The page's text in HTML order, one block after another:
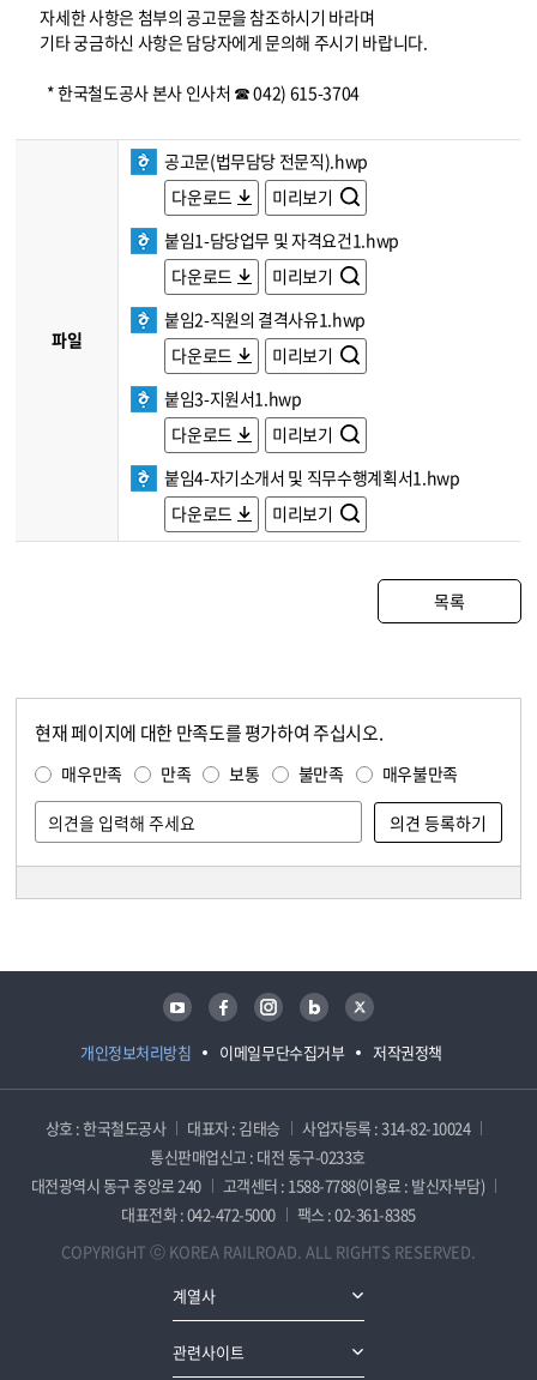
자세한 사항은 첨부의 공고문을 참조하시기 바라며
기타 궁금하신 사항은 담당자에게 문의해 주시기 바랍니다.
* 한국철도공사 본사 인사처 ☎ 042) 615-3704
파일
공고문(법무담당 전문직).hwp
다운로드
미리보기
붙임1-담당업무 및 자격요건1.hwp
다운로드
미리보기
붙임2-직원의 결격사유1.hwp
다운로드
미리보기
붙임3-지원서1.hwp
다운로드
미리보기
붙임4-자기소개서 및 직무수행계획서1.hwp
다운로드
미리보기
목록
현재 페이지에 대한 만족도를 평가하여 주십시오.
매우만족 만족 보통 불만족 매우불만족
개인정보처리방침 이메일무단수집거부 저작권정책
유튜브 페이스북 인스타그램 블로그 트위터
상호 : 한국철도공사 대표자 : 김태승
사업자등록 : 314-82-10024
통신판매업신고 : 대전 동구-0233호
대전광역시 동구 중앙로 240
고객센터 : 1588-7788(이용료 : 발신자부담)
대표전화 : 042-472-5000
팩스 : 02-361-8385
COPYRIGHT ⓒ KOREA RAILROAD. ALL RIGHTS RESERVED.
계열사
관련사이트